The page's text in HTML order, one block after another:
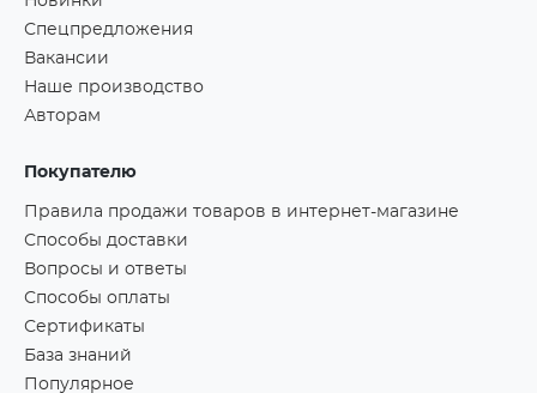
Спецпредложения
Вакансии
Наше производство
Авторам
Покупателю
Правила продажи товаров в интернет-магазине
Способы доставки
Вопросы и ответы
Способы оплаты
Сертификаты
База знаний
Популярное